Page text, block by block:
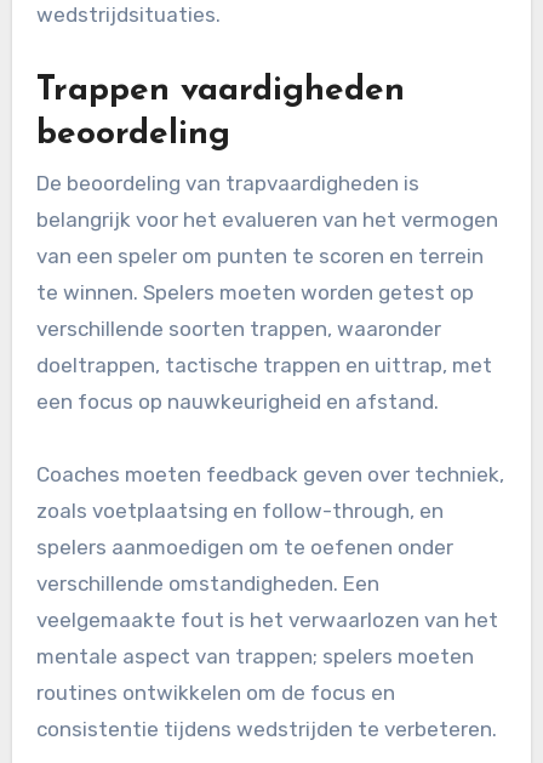
wedstrijdsituaties.
Trappen vaardigheden
beoordeling
De beoordeling van trapvaardigheden is
belangrijk voor het evalueren van het vermogen
van een speler om punten te scoren en terrein
te winnen. Spelers moeten worden getest op
verschillende soorten trappen, waaronder
doeltrappen, tactische trappen en uittrap, met
een focus op nauwkeurigheid en afstand.
Coaches moeten feedback geven over techniek,
zoals voetplaatsing en follow-through, en
spelers aanmoedigen om te oefenen onder
verschillende omstandigheden. Een
veelgemaakte fout is het verwaarlozen van het
mentale aspect van trappen; spelers moeten
routines ontwikkelen om de focus en
consistentie tijdens wedstrijden te verbeteren.